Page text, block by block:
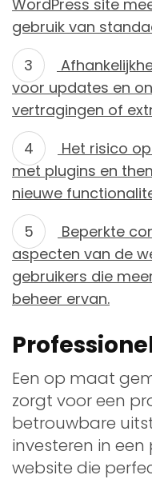
WordPress site
gebruik van
voor updates en
vertragingen of
Het risico
met plugins en
nieuwe
Beperkte
aspecten van de
gebruikers die
beheer ervan.
Een op maat
zorgt voor een
betrouwbare
investeren in
website die